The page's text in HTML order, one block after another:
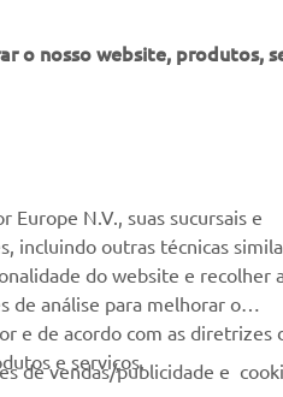
de Apoio ao
de reclamações
de peças
novos
o nosso website, produtos,
N.V., suas sucursais e
incluindo outras técnicas
do website e recolher
de análise para melhorar o
e de acordo com as diretrizes
e serviços.
de vendas/publicidade e